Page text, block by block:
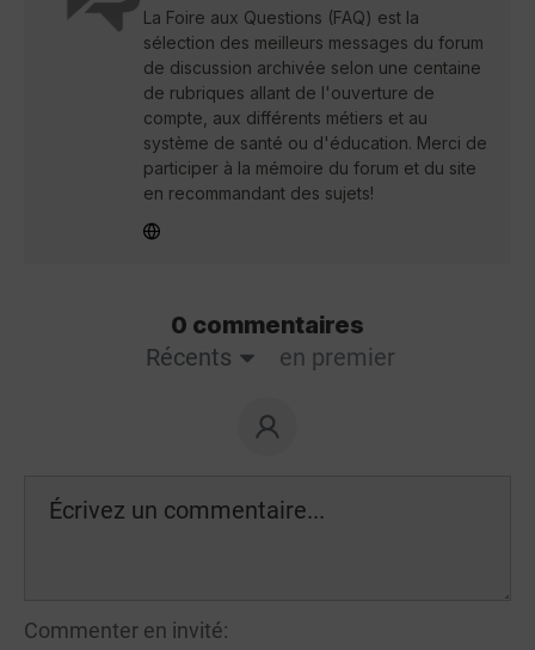
La Foire aux Questions (FAQ) est la
sélection des meilleurs messages du forum
de discussion archivée selon une centaine
de rubriques allant de l'ouverture de
compte, aux différents métiers et au
système de santé ou d'éducation. Merci de
participer à la mémoire du forum et du site
en recommandant des sujets!
0 commentaires
Récents
en premier
Commenter en invité: